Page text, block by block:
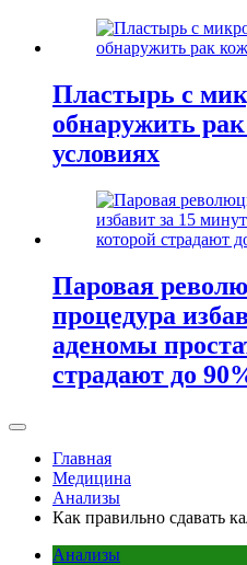
Пластырь с
обнаружить
условиях
Паровая
процедура
аденомы
страдают до
Главная
Медицина
Анализы
Как правильно сдавать
Анализы